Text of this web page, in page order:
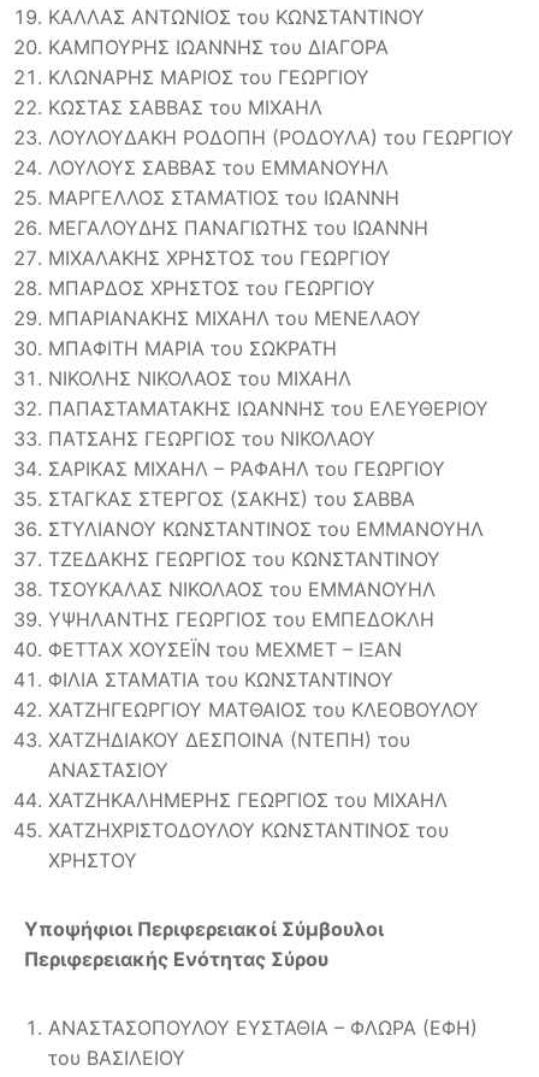
ΚΑΛΛΑΣ ΑΝΤΩΝΙΟΣ του ΚΩΝΣΤΑΝΤΙΝΟΥ
ΚΑΜΠΟΥΡΗΣ ΙΩΑΝΝΗΣ του ΔΙΑΓΟΡΑ
ΚΛΩΝΑΡΗΣ ΜΑΡΙΟΣ του ΓΕΩΡΓΙΟΥ
ΚΩΣΤΑΣ ΣΑΒΒΑΣ του ΜΙΧΑΗΛ
ΛΟΥΛΟΥΔΑΚΗ ΡΟΔΟΠΗ (ΡΟΔΟΥΛΑ) του ΓΕΩΡΓΙΟΥ
ΛΟΥΛΟΥΣ ΣΑΒΒΑΣ του ΕΜΜΑΝΟΥΗΛ
ΜΑΡΓΕΛΛΟΣ ΣΤΑΜΑΤΙΟΣ του ΙΩΑΝΝΗ
ΜΕΓΑΛΟΥΔΗΣ ΠΑΝΑΓΙΩΤΗΣ του ΙΩΑΝΝΗ
ΜΙΧΑΛΑΚΗΣ ΧΡΗΣΤΟΣ του ΓΕΩΡΓΙΟΥ
ΜΠΑΡΔΟΣ ΧΡΗΣΤΟΣ του ΓΕΩΡΓΙΟΥ
ΜΠΑΡΙΑΝΑΚΗΣ ΜΙΧΑΗΛ του ΜΕΝΕΛΑΟΥ
ΜΠΑΦΙΤΗ ΜΑΡΙΑ του ΣΩΚΡΑΤΗ
ΝΙΚΟΛΗΣ ΝΙΚΟΛΑΟΣ του ΜΙΧΑΗΛ
ΠΑΠΑΣΤΑΜΑΤΑΚΗΣ ΙΩΑΝΝΗΣ του ΕΛΕΥΘΕΡΙΟΥ
ΠΑΤΣΑΗΣ ΓΕΩΡΓΙΟΣ του ΝΙΚΟΛΑΟΥ
ΣΑΡΙΚΑΣ ΜΙΧΑΗΛ – ΡΑΦΑΗΛ του ΓΕΩΡΓΙΟΥ
ΣΤΑΓΚΑΣ ΣΤΕΡΓΟΣ (ΣΑΚΗΣ) του ΣΑΒΒΑ
ΣΤΥΛΙΑΝΟΥ ΚΩΝΣΤΑΝΤΙΝΟΣ του ΕΜΜΑΝΟΥΗΛ
ΤΖΕΔΑΚΗΣ ΓΕΩΡΓΙΟΣ του ΚΩΝΣΤΑΝΤΙΝΟΥ
ΤΣΟΥΚΑΛΑΣ ΝΙΚΟΛΑΟΣ του ΕΜΜΑΝΟΥΗΛ
ΥΨΗΛΑΝΤΗΣ ΓΕΩΡΓΙΟΣ του ΕΜΠΕΔΟΚΛΗ
ΦΕΤΤΑΧ ΧΟΥΣΕΪΝ του ΜΕΧΜΕΤ – ΙΞΑΝ
ΦΙΛΙΑ ΣΤΑΜΑΤΙΑ του ΚΩΝΣΤΑΝΤΙΝΟΥ
ΧΑΤΖΗΓΕΩΡΓΙΟΥ ΜΑΤΘΑΙΟΣ του ΚΛΕΟΒΟΥΛΟΥ
ΧΑΤΖΗΔΙΑΚΟΥ ΔΕΣΠΟΙΝΑ (ΝΤΕΠΗ) του
ΑΝΑΣΤΑΣΙΟΥ
ΧΑΤΖΗΚΑΛΗΜΕΡΗΣ ΓΕΩΡΓΙΟΣ του ΜΙΧΑΗΛ
ΧΑΤΖΗΧΡΙΣΤΟΔΟΥΛΟΥ ΚΩΝΣΤΑΝΤΙΝΟΣ του
ΧΡΗΣΤΟΥ
Υποψήφιοι Περιφερειακοί Σύμβουλοι
Περιφερειακής Ενότητας Σύρου
ΑΝΑΣΤΑΣΟΠΟΥΛΟΥ ΕΥΣΤΑΘΙΑ – ΦΛΩΡΑ (ΕΦΗ)
του ΒΑΣΙΛΕΙΟΥ